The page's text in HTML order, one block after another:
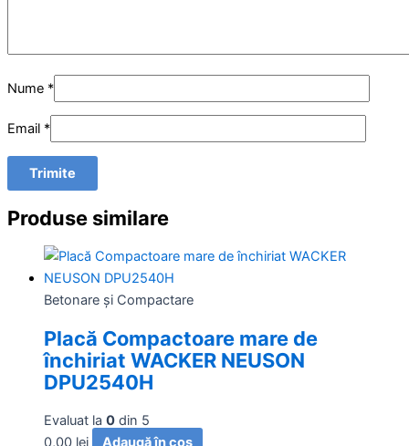
Nume *
Email *
Produse similare
Betonare și Compactare
Placă Compactoare mare de
închiriat WACKER NEUSON
DPU2540H
Evaluat la 0 din 5
0,00 lei Adaugă în coș